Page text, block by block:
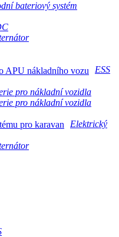
bateriový systém
ESS
pro nákladní vozidla
pro nákladní vozidla
Elektrický